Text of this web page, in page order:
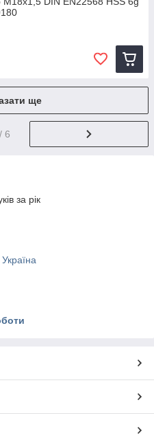
ще
/ 6
за рік